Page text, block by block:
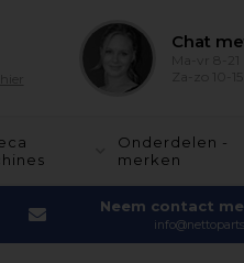
Chat
Onderdelen -
merken
Neem contact